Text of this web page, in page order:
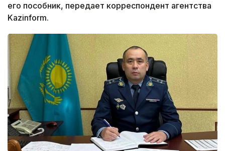
его пособник, передает корреспондент агентства
Kazinform.